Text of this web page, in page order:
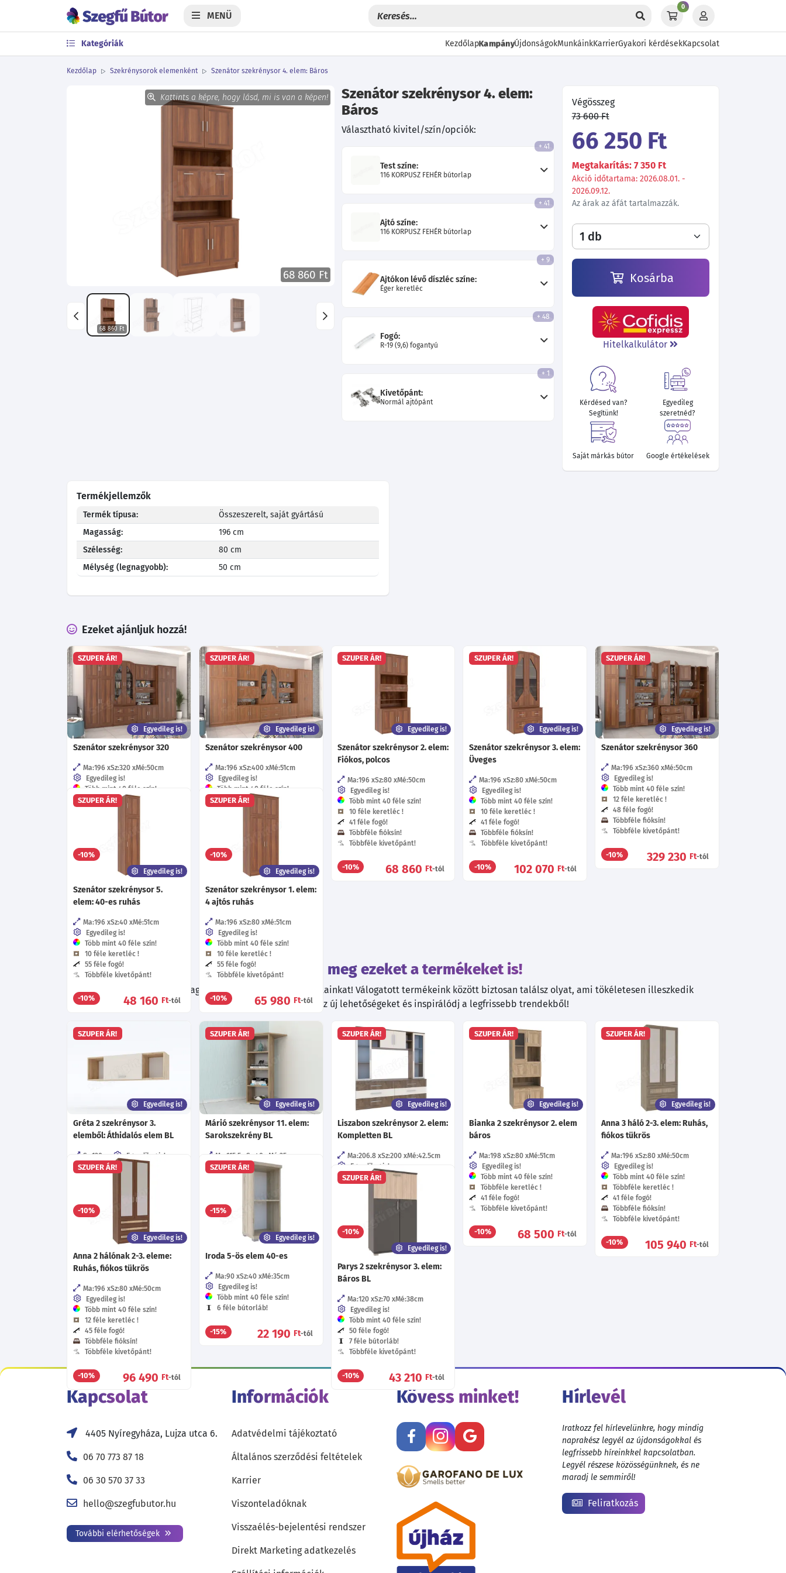
MENÜ
0
Kategóriák KezdőlapKampányÚjdonságokMunkáinkKarrierGyakori kérdésekKapcsolat
Kezdőlap Szekrénysorok elemenként Szenátor szekrénysor 4. elem: Báros
Kattints a képre, hogy lásd, mi is van a képen!
68 860 Ft
68 860 Ft
Szenátor szekrénysor 4. elem:
Báros
Választható kivitel/szín/opciók:
Test színe:
116 KORPUSZ FEHÉR bútorlap
+ 41
Ajtó színe:
116 KORPUSZ FEHÉR bútorlap
+ 41
Ajtókon lévő díszléc színe:
Éger keretléc
+ 9
Fogó:
R-19 (9,6) fogantyú
+ 48
Kivetőpánt:
Normál ajtópánt
+ 1
Végösszeg
73 600 Ft
66 250 Ft
Megtakarítás: 7 350 Ft
Akció időtartama: 2026.08.01. -
2026.09.12.
Az árak az áfát tartalmazzák.
Kosárba
Hitelkalkulátor
Kérdésed van?
Segítünk!
Egyedileg
szeretnéd?
Saját márkás bútor Google értékelések
Termékjellemzők
Termék típusa:
Összeszerelt, saját gyártású
Magasság:
196 cm
Szélesség:
80 cm
Mélység (legnagyobb):
50 cm
Ezeket ajánljuk hozzá!
SZUPER ÁR!
Egyedileg is!
Szenátor szekrénysor 320
Ma:196 Sz:320 Mé:50cm
Egyedileg is!
Több mint 40 féle szín!
12 féle keretléc !
Többféle fióksín!
-10%
SZUPER ÁR!
Egyedileg is!
Szenátor szekrénysor 400
Ma:196 Sz:400 Mé:51cm
Egyedileg is!
Több mint 40 féle szín!
12 féle keretléc !
Többféle fióksín!
-10%
SZUPER ÁR!
Egyedileg is!
Szenátor szekrénysor 2. elem:
Fiókos, polcos
Ma:196 Sz:80 Mé:50cm
Egyedileg is!
Több mint 40 féle szín!
10 féle keretléc !
41 féle fogó!
Többféle fióksín!
Többféle kivetőpánt!
-10% 68 860 Ft-tól
SZUPER ÁR!
Egyedileg is!
Szenátor szekrénysor 3. elem:
Üveges
Ma:196 Sz:80 Mé:50cm
Egyedileg is!
Több mint 40 féle szín!
10 féle keretléc !
41 féle fogó!
Többféle fióksín!
Többféle kivetőpánt!
-10% 102 070 Ft-tól
SZUPER ÁR!
Egyedileg is!
Szenátor szekrénysor 360
Ma:196 Sz:360 Mé:50cm
Egyedileg is!
Több mint 40 féle szín!
12 féle keretléc !
48 féle fogó!
Többféle fióksín!
Többféle kivetőpánt!
-10% 329 230 Ft-tól
SZUPER ÁR!
Egyedileg is!
Szenátor szekrénysor 5.
elem: 40-es ruhás
Ma:196 Sz:40 Mé:51cm
Egyedileg is!
Több mint 40 féle szín!
10 féle keretléc !
55 féle fogó!
Többféle kivetőpánt!
-10% 48 160 Ft-tól
SZUPER ÁR!
Egyedileg is!
Szenátor szekrénysor 1. elem:
4 ajtós ruhás
Ma:196 Sz:80 Mé:51cm
Egyedileg is!
Több mint 40 féle szín!
10 féle keretléc !
55 féle fogó!
Többféle kivetőpánt!
-10% 65 980 Ft-tól
Tekintsd meg ezeket a termékeket is!
Böngészés közben ne hagyd ki a további kiváló ajánlatainkat! Válogatott termékeink között biztosan találsz olyat, ami tökéletesen illeszkedik
otthonodba. Fedezd fel az új lehetőségeket és inspirálódj a legfrissebb trendekből!
SZUPER ÁR!
Egyedileg is!
Gréta 2 szekrénysor 3.
elemből: Áthidalós elem BL
Sz:120
Egyedileg is!
Több mint 40 féle szín!
-10% 29 350
SZUPER ÁR!
Egyedileg is!
Márió szekrénysor 11. elem:
Sarokszekrény BL
Ma:115.5 Sz:40 Mé:35cm
Egyedileg is!
Több mint 40 féle szín!
-15%
SZUPER ÁR!
Egyedileg is!
Liszabon szekrénysor 2. elem:
Kompletten BL
Ma:206.8 Sz:200 Mé:42.5cm
Egyedileg is!
Több mint 40 féle szín!
Többféle fióksín!
Többféle kivetőpánt!
-10%
SZUPER ÁR!
Egyedileg is!
Bianka 2 szekrénysor 2. elem
báros
Ma:198 Sz:80 Mé:51cm
Egyedileg is!
Több mint 40 féle szín!
Többféle keretléc !
41 féle fogó!
Többféle kivetőpánt!
-10% 68 500 Ft-tól
SZUPER ÁR!
Egyedileg is!
Anna 3 háló 2-3. elem: Ruhás,
fiókos tükrös
Ma:196 Sz:80 Mé:50cm
Egyedileg is!
Több mint 40 féle szín!
Többféle keretléc !
41 féle fogó!
Többféle fióksín!
Többféle kivetőpánt!
-10% 105 940 Ft-tól
SZUPER ÁR!
Egyedileg is!
Anna 2 hálónak 2-3. eleme:
Ruhás, fiókos tükrös
Ma:196 Sz:80 Mé:50cm
Egyedileg is!
Több mint 40 féle szín!
12 féle keretléc !
45 féle fogó!
Többféle fióksín!
Többféle kivetőpánt!
-10% 96 490 Ft-tól
SZUPER ÁR!
Egyedileg is!
Iroda 5-ös elem 40-es
Ma:90 Sz:40 Mé:35cm
Egyedileg is!
Több mint 40 féle szín!
6 féle bútorláb!
-15% 22 190 Ft-tól
SZUPER ÁR!
Egyedileg is!
Parys 2 szekrénysor 3. elem:
Báros BL
Ma:120 Sz:70 Mé:38cm
Egyedileg is!
Több mint 40 féle szín!
50 féle fogó!
7 féle bútorláb!
Többféle kivetőpánt!
-10% 43 210 Ft-tól
Kapcsolat
4405 Nyíregyháza, Lujza utca 6.
06 70 773 87 18
06 30 570 37 33
hello@szegfubutor.hu
További elérhetőségek
Információk
Adatvédelmi tájékoztató
Általános szerződési feltételek
Karrier
Viszonteladóknak
Visszaélés-bejelentési rendszer
Direkt Marketing adatkezelés
Kövess minket! Hírlevél
Iratkozz fel hírlevelünkre, hogy mindig
naprakész legyél az újdonságokkal és
legfrissebb híreinkkel kapcsolatban.
Legyél részese közösségünknek, és ne
maradj le semmiről!
Feliratkozás